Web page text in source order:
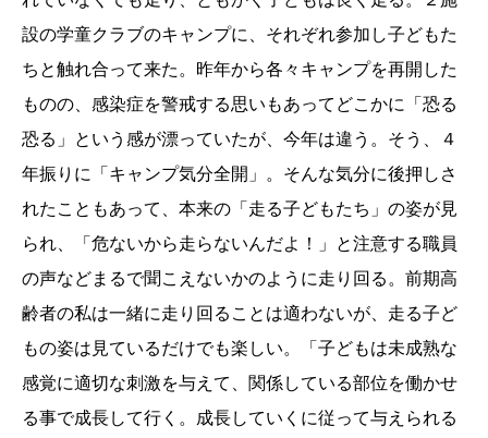
設の学童クラブのキャンプに、それぞれ参加し子どもた
ちと触れ合って来た。昨年から各々キャンプを再開した
ものの、感染症を警戒する思いもあってどこかに「恐る
恐る」という感が漂っていたが、今年は違う。そう、４
年振りに「キャンプ気分全開」。そんな気分に後押しさ
れたこともあって、本来の「走る子どもたち」の姿が見
られ、「危ないから走らないんだよ！」と注意する職員
の声などまるで聞こえないかのように走り回る。前期高
齢者の私は一緒に走り回ることは適わないが、走る子ど
もの姿は見ているだけでも楽しい。「子どもは未成熟な
感覚に適切な刺激を与えて、関係している部位を働かせ
る事で成長して行く。成長していくに従って与えられる